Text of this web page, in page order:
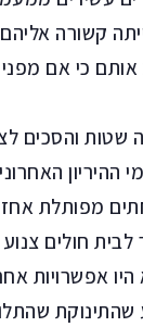
קשורה
כי אם
והסכים
ההיריון
מפותלת
לבית חולים
אפשרויות